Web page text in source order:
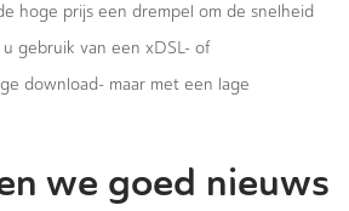
hoge prijs een drempel om de snelheid
gebruik van een xDSL- of
download- maar met een lage
we goed nieuws